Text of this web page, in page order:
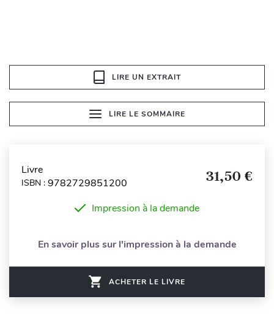
LIRE UN EXTRAIT
LIRE LE SOMMAIRE
Livre
ISBN : 9782729851200 31,50 €
Impression à la demande
En savoir plus sur l'impression à la demande
ACHETER LE LIVRE